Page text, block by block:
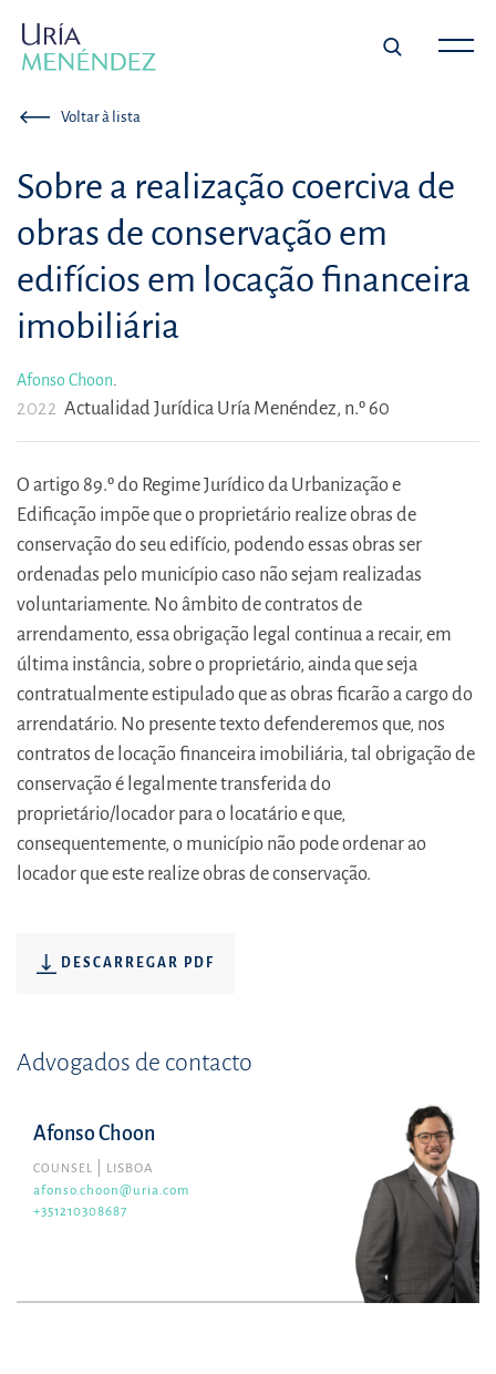
Voltar à lista
Sobre a realização coerciva de
obras de conservação em
edifícios em locação financeira
imobiliária
Afonso Choon.
2022 Actualidad Jurídica Uría Menéndez, n.º 60
O artigo 89.º do Regime Jurídico da Urbanização e
Edificação impõe que o proprietário realize obras de
conservação do seu edifício, podendo essas obras ser
ordenadas pelo município caso não sejam realizadas
voluntariamente. No âmbito de contratos de
arrendamento, essa obrigação legal continua a recair, em
última instância, sobre o proprietário, ainda que seja
contratualmente estipulado que as obras ficarão a cargo do
arrendatário. No presente texto defenderemos que, nos
contratos de locação financeira imobiliária, tal obrigação de
conservação é legalmente transferida do
proprietário/locador para o locatário e que,
consequentemente, o município não pode ordenar ao
locador que este realize obras de conservação.
DESCARREGAR PDF
Advogados de contacto
Afonso Choon
COUNSEL
LISBOA
afonso.choon@uria.com
+351210308687